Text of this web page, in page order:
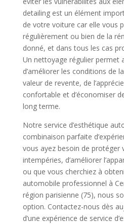
detailing est un élément
de votre voiture car elle vous
régulièrement ou bien de la
donné, et dans tous les cas
Un nettoyage régulier permet
d’améliorer les conditions de
valeur de revente, de
confortable et d’économiser
long terme.
Notre service d’esthétique
combinaison parfaite
vous ayez besoin de protéger
intempéries, d’améliorer
ou que vous cherchiez à
automobile professionnel à
région parisienne (75), nous
option. Contactez-nous dès
d’une expérience de service